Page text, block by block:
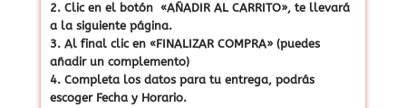
2. Clic en el botón «AÑADIR AL CARRITO», te llevará
a la siguiente página.
3. Al final clic en «FINALIZAR COMPRA» (puedes
añadir un complemento)
4. Completa los datos para tu entrega, podrás
escoger Fecha y Horario.